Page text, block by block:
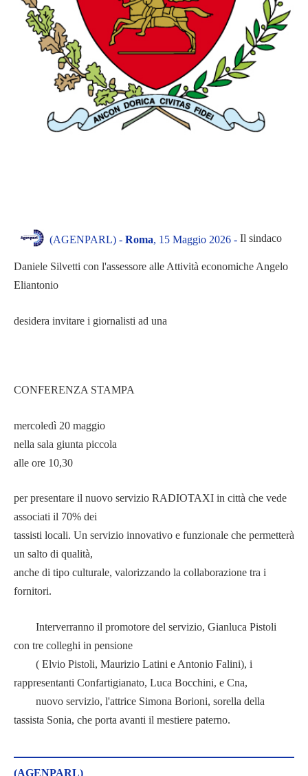
(AGENPARL) - Roma, 15 Maggio 2026 - Il sindaco
Daniele Silvetti con l'assessore alle Attività economiche Angelo
Eliantonio
desidera invitare i giornalisti ad una
CONFERENZA STAMPA
mercoledì 20 maggio
nella sala giunta piccola
alle ore 10,30
per presentare il nuovo servizio RADIOTAXI in città che vede
associati il 70% dei
tassisti locali. Un servizio innovativo e funzionale che permetterà
un salto di qualità,
anche di tipo culturale, valorizzando la collaborazione tra i
fornitori.
Interverranno il promotore del servizio, Gianluca Pistoli
con tre colleghi in pensione
( Elvio Pistoli, Maurizio Latini e Antonio Falini), i
rappresentanti Confartigianato, Luca Bocchini, e Cna,
nuovo servizio, l'attrice Simona Borioni, sorella della
tassista Sonia, che porta avanti il mestiere paterno.
(AGENPARL)